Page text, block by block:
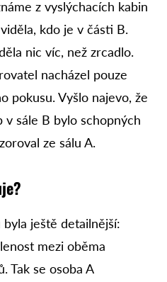
z vyslýchacích kabin
kdo je v části B.
nic víc, než zrcadlo.
nacházel pouze
pokusu. Vyšlo najevo, že
sále B bylo schopných
ze sálu A.
ještě detailnější:
mezi oběma
Tak se osoba A